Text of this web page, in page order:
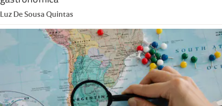
Luz De Sousa Quintas